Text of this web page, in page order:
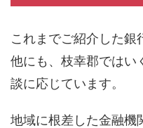
これまでご紹介した銀
他にも、枝幸郡ではい
談に応じています。
地域に根差した金融機